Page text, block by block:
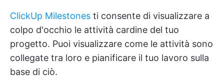
ClickUp Milestones ti consente di visualizzare a
colpo d'occhio le attività cardine del tuo
progetto. Puoi visualizzare come le attività sono
collegate tra loro e pianificare il tuo lavoro sulla
base di ciò.